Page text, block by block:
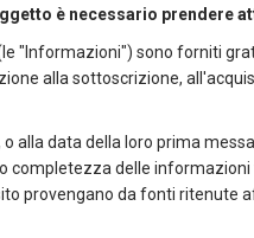
è necessario prendere
"Informazioni") sono forniti
alla sottoscrizione,
data della loro prima
delle
provengano da fonti ritenute